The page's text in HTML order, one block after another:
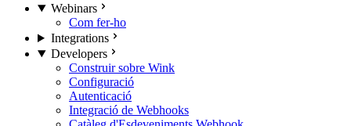
Webinars
Com fer-ho
Integrations
Developers
Construir sobre Wink
Configuració
Autenticació
Integració de Webhooks